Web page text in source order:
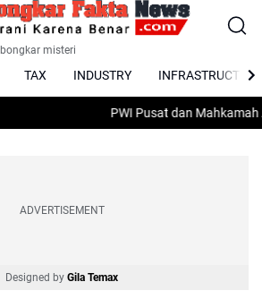
misteri
TAX INDUSTRY INFRASTRUCTURE
PWI Pusat dan Mahkamah
ADVERTISEMENT
Designed by Gila Temax